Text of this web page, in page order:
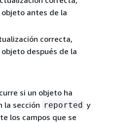
objeto antes de la
correcta,
después de la
si un objeto ha
la sección reported y
los campos que se